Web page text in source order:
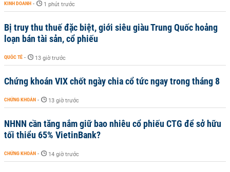
KINH DOANH - 1 phút trước
Bị truy thu thuế đặc biệt, giới siêu giàu Trung Quốc hoảng
loạn bán tài sản, cổ phiếu
QUỐC TẾ - 13 giờ trước
Chứng khoán VIX chốt ngày chia cổ tức ngay trong tháng 8
CHỨNG KHOÁN - 13 giờ trước
NHNN cần tăng nắm giữ bao nhiêu cổ phiếu CTG để sở hữu
tối thiểu 65% VietinBank?
CHỨNG KHOÁN - 14 giờ trước